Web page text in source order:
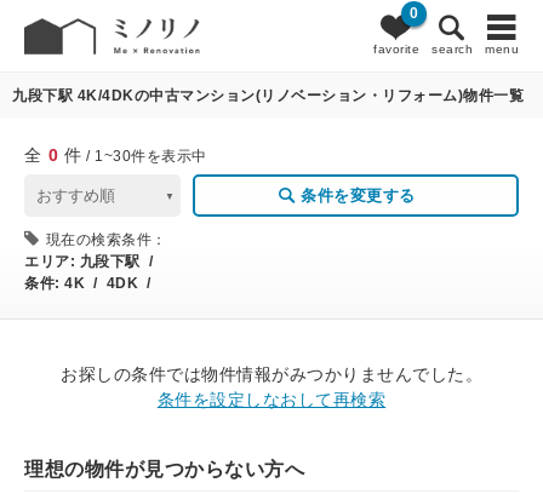
favorite
0
search menu
0 条件変更
九段下駅 4K/4DKの中古マンション(リノベーション・リフォーム)物件一覧
全 0 件 / 1~30件を表示中
条件を変更する
現在の検索条件：
エリア: 九段下駅 /
条件: 4K / 4DK /
お探しの条件では物件情報がみつかりませんでした。
条件を設定しなおして再検索
理想の物件が見つからない方へ